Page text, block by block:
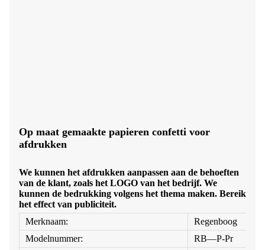
Op maat gemaakte papieren confetti voor
afdrukken
We kunnen het afdrukken aanpassen aan de behoeften
van de klant, zoals het LOGO van het bedrijf. We
kunnen de bedrukking volgens het thema maken. Bereik
het effect van publiciteit.
Merknaam:
Regenboog
Modelnummer:
RB—P-Pr